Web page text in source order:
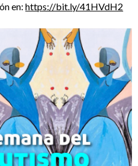
en:https://bit.ly/41HVdH2